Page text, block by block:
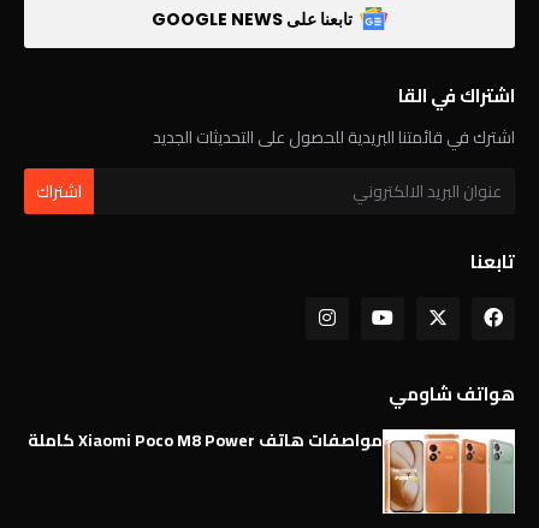
تابعنا على GOOGLE NEWS
اشتراك في القا
اشترك في قائمتنا البريدية للحصول على التحديثات الجديد
تابعنا
هواتف شاومي
مواصفات هاتف Xiaomi Poco M8 Power كاملة